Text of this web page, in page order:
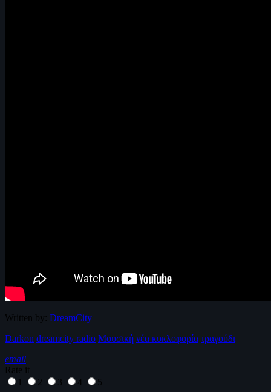
Written by: DreamCity
Darkon dreamcity radio Μουσική νέα κυκλοφορία τραγούδι
email
Rate it
1
2 3 4 5